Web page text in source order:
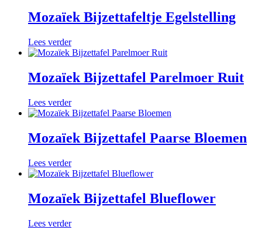
Mozaïek Bijzettafeltje Egelstelling
Lees verder
Mozaïek Bijzettafel Parelmoer Ruit
Lees verder
Mozaïek Bijzettafel Paarse Bloemen
Lees verder
Mozaïek Bijzettafel Blueflower
Lees verder